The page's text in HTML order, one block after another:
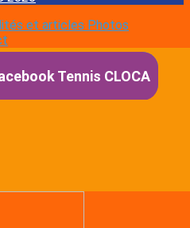
et articles Photos
Tennis CLOCA